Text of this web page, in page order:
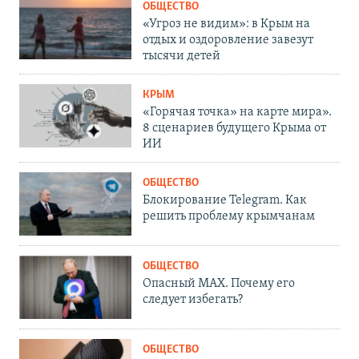
ОБЩЕСТВО
«Угроз не видим»: в Крым на
отдых и оздоровление завезут
тысячи детей
КРЫМ
«Горячая точка» на карте мира».
8 сценариев будущего Крыма от
ИИ
ОБЩЕСТВО
Блокирование Telegram. Как
решить проблему крымчанам
ОБЩЕСТВО
Опасный MAX. Почему его
следует избегать?
ОБЩЕСТВО